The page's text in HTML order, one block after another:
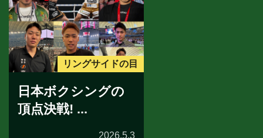
リングサイドの目
日本ボクシングの
頂点決戦! ...
2026.5.3